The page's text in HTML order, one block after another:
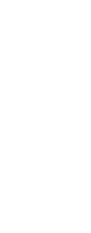
Un total de
92.496
ministra de
Así lo ha
motivo del
Mujeres,
Según ha